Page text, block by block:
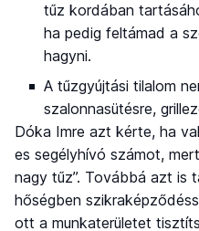
tűz kordában
ha pedig feltámad a
hagyni.
A tűzgyújtási tilalom
szalonnasütésre,
Dóka Imre azt kérte, ha
es segélyhívó számot,
nagy tűz”. Továbbá azt is
hőségben
ott a munkaterületet